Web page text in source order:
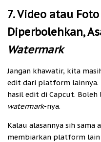
7. Video atau
Diperbolehkan,
Watermark
Jangan khawatir, kita
edit dari platform lainnya.
hasil edit di Capcut. Boleh
watermark-nya.
Kalau alasannya sih sama
membiarkan platform